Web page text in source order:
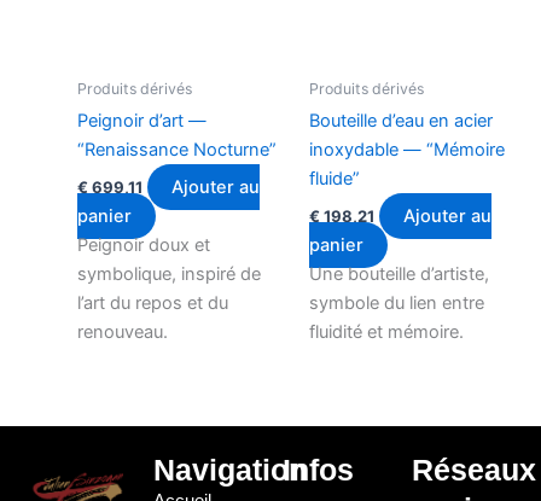
Produits dérivés
Peignoir d’art —
“Renaissance Nocturne”
€ 699,11
Ajouter au
panier
Peignoir doux et
symbolique, inspiré de
l’art du repos et du
renouveau.
Produits dérivés
Bouteille d’eau en acier
inoxydable — “Mémoire
fluide”
€ 198,21
Ajouter au
panier
Une bouteille d’artiste,
symbole du lien entre
fluidité et mémoire.
NavigationInfos
Réseaux